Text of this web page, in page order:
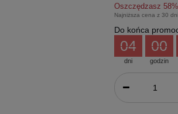
Oszczędzasz 58
Najniższa cena z 30
Do końca
dni
04
godzin
00